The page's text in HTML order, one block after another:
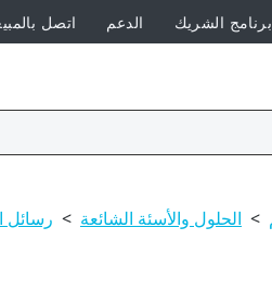
برنامج الشريك الدعم اتصل
> الحلول والأسئة الشائعة > رسائل